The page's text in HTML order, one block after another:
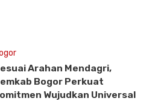
Arahan Mendagri,
Bogor Perkuat
Wujudkan Universal